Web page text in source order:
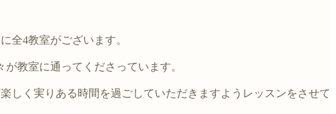
全4教室がございます。
教室に通ってくださっています。
しく実りある時間を過ごしていただきますようレッスンをさせて